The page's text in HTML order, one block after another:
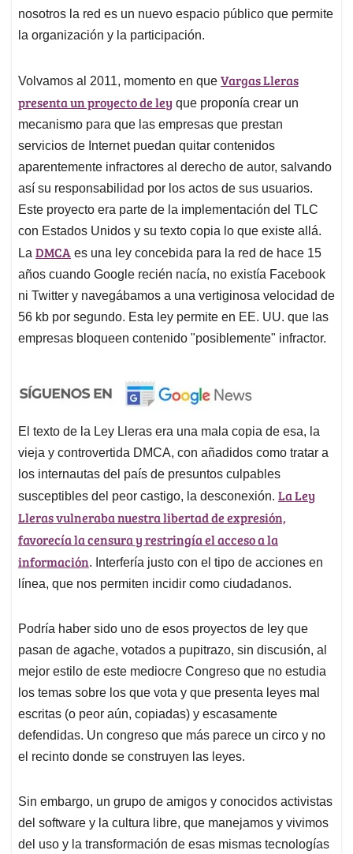
nosotros la red es un nuevo espacio público que permite
la organización y la participación.
Volvamos al 2011, momento en que Vargas Lleras
presenta un proyecto de ley que proponía crear un
mecanismo para que las empresas que prestan
servicios de Internet puedan quitar contenidos
aparentemente infractores al derecho de autor, salvando
así su responsabilidad por los actos de sus usuarios.
Este proyecto era parte de la implementación del TLC
con Estados Unidos y su texto copia lo que existe allá.
La DMCA es una ley concebida para la red de hace 15
años cuando Google recién nacía, no existía Facebook
ni Twitter y navegábamos a una vertiginosa velocidad de
56 kb por segundo. Esta ley permite en EE. UU. que las
empresas bloqueen contenido "posiblemente" infractor.
El texto de la Ley Lleras era una mala copia de esa, la
vieja y controvertida DMCA, con añadidos como tratar a
los internautas del país de presuntos culpables
susceptibles del peor castigo, la desconexión. La Ley
Lleras vulneraba nuestra libertad de expresión,
favorecía la censura y restringía el acceso a la
información. Interfería justo con el tipo de acciones en
línea, que nos permiten incidir como ciudadanos.
Podría haber sido uno de esos proyectos de ley que
pasan de agache, votados a pupitrazo, sin discusión, al
mejor estilo de este mediocre Congreso que no estudia
los temas sobre los que vota y que presenta leyes mal
escritas (o peor aún, copiadas) y escasamente
defendidas. Un congreso que más parece un circo y no
el recinto donde se construyen las leyes.
Sin embargo, un grupo de amigos y conocidos activistas
del software y la cultura libre, que manejamos y vivimos
del uso y la transformación de esas mismas tecnologías